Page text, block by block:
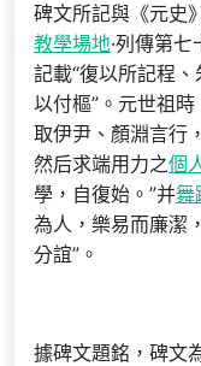
碑文所記與《元史
教學場地·列傳第
記載“復以所記程
以付樞”。元世祖
取伊尹、顏淵言行
然后求端用力之個
學，自復始。”并舞
為人，樂易而廉潔
分誼”。
據碑文題銘，碑文